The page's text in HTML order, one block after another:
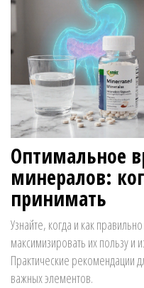
Оптимальное
минералов:
принимать
Узнайте, когда и как
максимизировать их пользу и
Практические рекомендации
важных элементов.